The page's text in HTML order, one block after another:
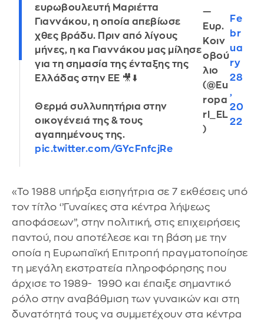
ευρωβουλευτή Μαριέττα
Γιαννάκου, η οποία απεβίωσε
χθες βράδυ. Πριν από λίγους
μήνες, η κα Γιαννάκου μας μίλησε
για τη σημασία της ένταξης της
Ελλάδας στην ΕΕ 🎥⬇️
Θερμά συλλυπητήρια στην
οικογένειά της & τους
αγαπημένους της.
pic.twitter.com/GYcFnfcjRe
—
Ευρ.
Κοιν
οβού
λιo
(@Eu
ropa
rl_EL
)
Fe
br
ua
ry
28
,
20
22
«Το 1988 υπήρξα εισηγήτρια σε 7 εκθέσεις υπό
τον τίτλο ‘’Γυναίκες στα κέντρα λήψεως
αποφάσεων’’, στην πολιτική, στις επιχειρήσεις
παντού, που αποτέλεσε και τη βάση με την
οποία η Ευρωπαϊκή Επιτροπή πραγματοποίησε
τη μεγάλη εκστρατεία πληροφόρησης που
άρχισε το 1989- 1990 και έπαιξε σημαντικό
ρόλο στην αναβάθμιση των γυναικών και στη
δυνατότητά τους να συμμετέχουν στα κέντρα